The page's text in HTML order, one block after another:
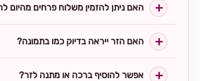
האם ניתן להזמין משלוח פרחים מהיום
האם הזר ייראה בדיוק כמו בתמונה?
אפשר להוסיף ברכה או מתנה לזר?